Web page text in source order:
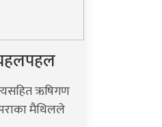
ऋषिगण
मैथिलले